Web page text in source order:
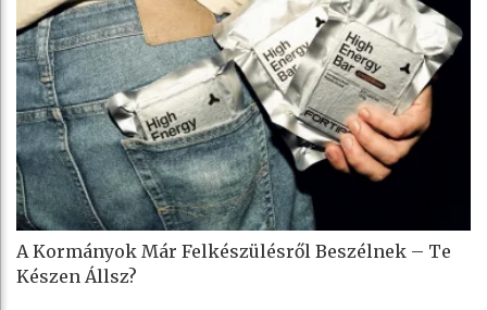
A Kormányok Már Felkészülésről Beszélnek – Te
Készen Állsz?